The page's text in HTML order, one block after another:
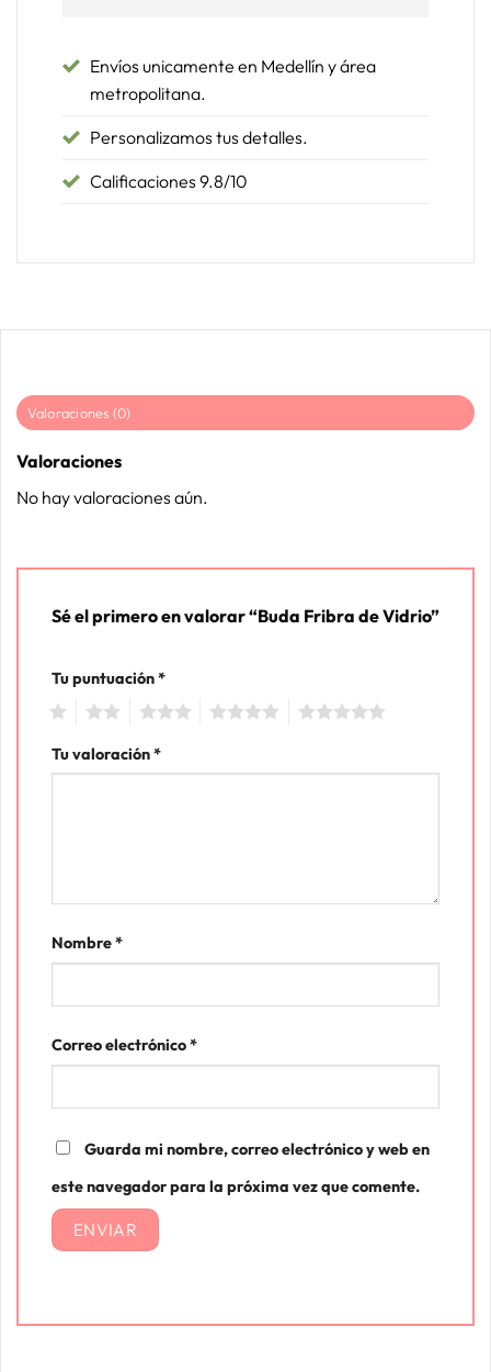
Envíos unicamente en Medellín y área
metropolitana.
Personalizamos tus detalles.
Calificaciones 9.8/10
Valoraciones (0)
Valoraciones
No hay valoraciones aún.
Sé el primero en valorar “Buda Fribra de Vidrio”
Tu puntuación*
Tu valoración*
Nombre*
Correo electrónico*
Guarda mi nombre, correo electrónico y web en
este navegador para la próxima vez que comente.